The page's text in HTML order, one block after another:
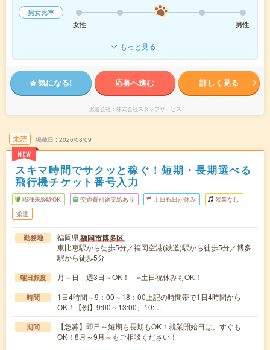
男女比率
女性
男性
もっと見る
気になる! 応募へ進む 詳しく見る
派遣会社 株式会社スタッフサービス
未読
NEW
掲載日 2026/08/09
スキマ時間でサクッと稼ぐ！短期・長期選べる
飛行機チケット番号入力
職種未経験OK 交通費別途支給あり 土日祝日が休み 残業なし
派遣
勤務地 福岡県福岡市博多区
東比恵駅から徒歩5分／福岡空港(鉄道)駅から徒歩5分／博多
駅から徒歩5分
曜日頻度 月～日 週3日～OK！ ※土日祝休みもOK！
時間
1日4時間～9：00～18：00上記の時間帯で1日4時間から
OK！【例】9:00～13:00、10:…
期間
【急募】即日～短期も長期もOK！就業開始日は、すぐも
OK！8月～9月～もご相談ください！